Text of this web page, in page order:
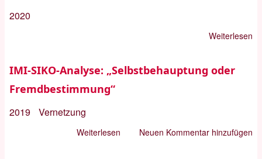
2020
Weiterlesen
IMI-SIKO-Analyse: „Selbstbehauptung oder
Fremdbestimmung“
2019 Vernetzung
Weiterlesen Neuen Kommentar hinzufügen